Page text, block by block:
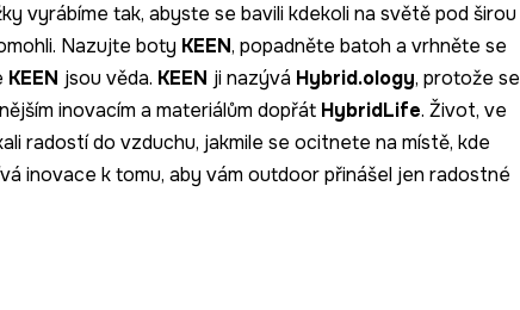
vyrábíme tak, abyste se bavili kdekoli na světě pod širou
Nazujte boty KEEN, popadněte batoh a vrhněte se
KEEN jsou věda. KEEN ji nazývá Hybrid.ology, protože se
inovacím a materiálům dopřát HybridLife. Život, ve
radostí do vzduchu, jakmile se ocitnete na místě, kde
inovace k tomu, aby vám outdoor přinášel jen radostné